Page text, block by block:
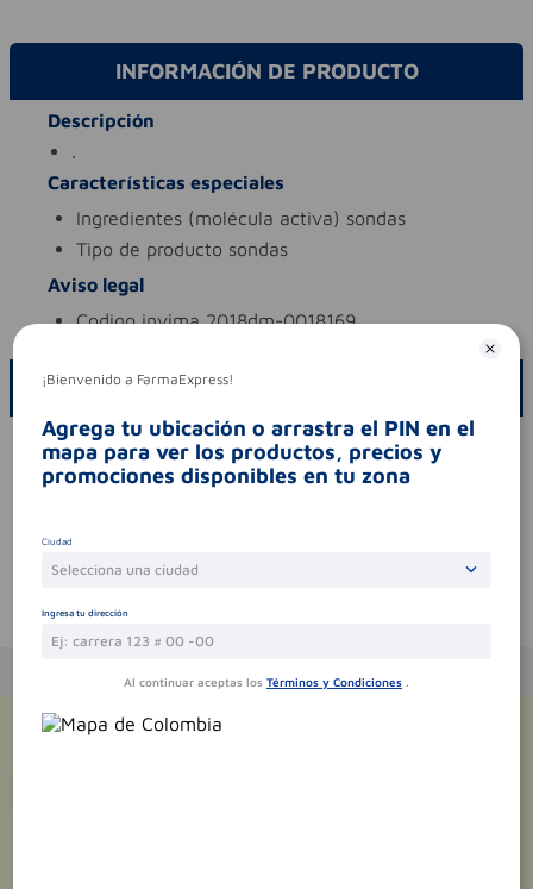
INFORMACIÓN DE PRODUCTO
Descripción
.
Características especiales
ingredientes (molécula activa) sondas
tipo de producto sondas
Aviso legal
codigo invima 2018dm-0018169
ESCRIBE UN COMENTARIO
Por favor, inicie sesión para escribir un comentario
Sin comentarios.
Te puede interesar
¡Bienvenido a FarmaExpress!
Agrega tu ubicación o arrastra el PIN en el
mapa para ver los productos, precios y
promociones disponibles en tu zona
Ciudad
Selecciona una ciudad
Ingresa tu dirección
Al continuar aceptas los Términos y Condiciones .